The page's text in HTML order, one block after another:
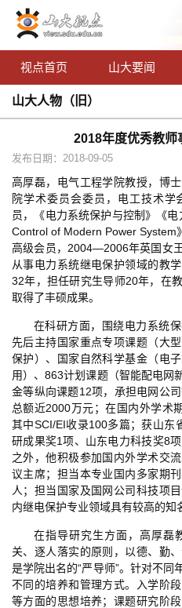
视点首页 山大要闻
山大人物（旧）
2018年度优秀教师
发布日期：2018-09-05
高厚磊，电气工程学院教授，博
院学术委员会委员，电工技术
员，《电力系统保护与控制》《
Control of Modern Power System
高级会员，2004—2006年英国女
从事电力系统继电保护领域的教
32年，担任研究生导师20年，在
取得了丰硕成果。
在科研方面，围绕电力系统
先后主持国家重点专项课题（大
保护）、国家自然科学基金（电
用）、863计划课题（智能配电网
金等纵向课题12项，承担电网公
总额近2000万元；在国内外学术
其中SCI/EI收录100多篇；获山东
研成果奖1项、山东电力科技奖8
之外，他积极参加国内外学术交
议主席；担当本专业国内多家期
人；担当国家及国网公司科技项
内继电保护专业领域具有较高的知
在指导研究生方面，高厚磊
关、逐人落实的原则，以德、勤
是学院出名的“严导师”。针对不同
不同的培养和管理方式。入学阶
等方面的思想培养；课题研究阶